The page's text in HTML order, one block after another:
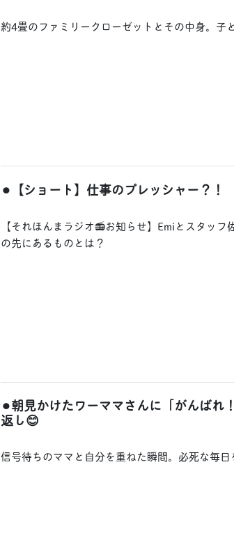
約4畳のファミリークローゼットとその中身。子
⚫︎【ショート】仕事のプレッシャー？！
【それほんまラジオ📻お知らせ】Emiとスタッ
の先にあるものとは？
⚫︎朝見かけたワーママさんに「がんば
返し😊
信号待ちのママと自分を重ねた瞬間。必死な毎日